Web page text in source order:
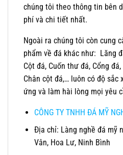
chúng tôi theo thông tin bên
phí và chi tiết nhất.
Ngoài ra chúng tôi còn cung
phẩm về đá khác như: Lăng
Cột đá, Cuốn thư đá, Cổng
Chân cột đá,… luôn có độ sắc
ứng và làm hài lòng mọi yêu
CÔNG TY TNHH ĐÁ MỸ
Địa chỉ: Làng nghề đá mỹ
Vân, Hoa Lư, Ninh Bình